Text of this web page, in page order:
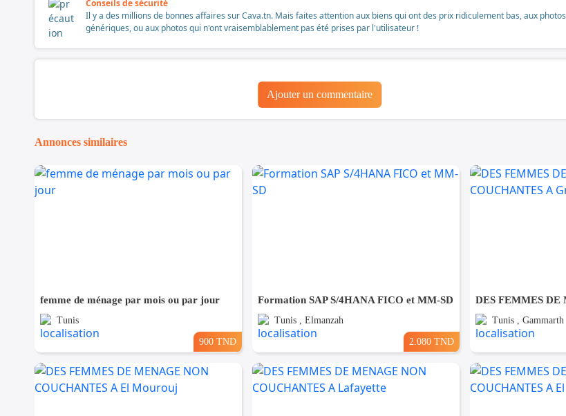
Conseils de sécurité
Il y a des millions de bonnes affaires sur Cava.tn. Mais faites attention aux biens qui ont des prix ridiculement bas, aux photos
génériques, ou aux photos qui n'ont vraisemblablement pas été prises par l'utilisateur !
Ajouter un commentaire
Annonces similaires
femme de ménage par mois ou par jour
Tunis
900 TND
Formation SAP S/4HANA FICO et MM-SD
Tunis , Elmanzah
2.080 TND
Tunis , Gammarth